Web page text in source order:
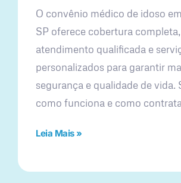
O convênio médico de idoso
SP oferece cobertura
atendimento qualificada e
personalizados para garantir
segurança e qualidade de vida.
como funciona e como
Leia Mais »